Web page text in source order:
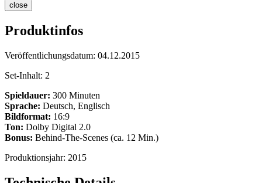
close
Produktinfos
Veröffentlichungsdatum: 04.12.2015
Set-Inhalt: 2
Spieldauer: 300 Minuten
Sprache: Deutsch, Englisch
Bildformat: 16:9
Ton: Dolby Digital 2.0
Bonus: Behind-The-Scenes (ca. 12 Min.)
Produktionsjahr: 2015